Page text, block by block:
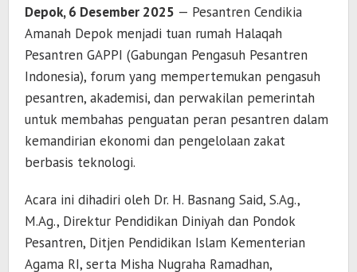
Depok, 6 Desember 2025 — Pesantren Cendikia
Amanah Depok menjadi tuan rumah Halaqah
Pesantren GAPPI (Gabungan Pengasuh Pesantren
Indonesia), forum yang mempertemukan pengasuh
pesantren, akademisi, dan perwakilan pemerintah
untuk membahas penguatan peran pesantren dalam
kemandirian ekonomi dan pengelolaan zakat
berbasis teknologi.
Acara ini dihadiri oleh Dr. H. Basnang Said, S.Ag.,
M.Ag., Direktur Pendidikan Diniyah dan Pondok
Pesantren, Ditjen Pendidikan Islam Kementerian
Agama RI, serta Misha Nugraha Ramadhan,